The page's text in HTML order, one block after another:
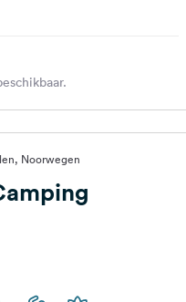
Noorwegen